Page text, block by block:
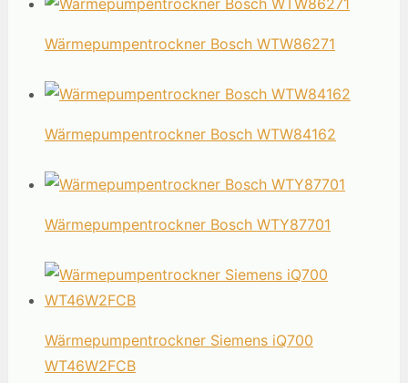
Wärmepumpentrockner Bosch WTW86271
Wärmepumpentrockner Bosch WTW84162
Wärmepumpentrockner Bosch WTY87701
Wärmepumpentrockner Siemens iQ700
WT46W2FCB